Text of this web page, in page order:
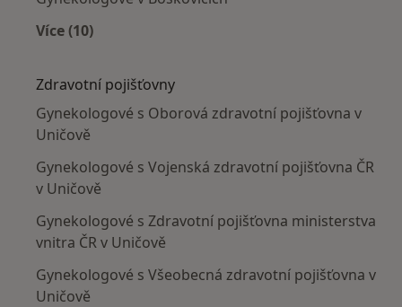
Více (10)
Zdravotní pojišťovny
Gynekologové s Oborová zdravotní pojišťovna v
Uničově
Gynekologové s Vojenská zdravotní pojišťovna ČR
v Uničově
Gynekologové s Zdravotní pojišťovna ministerstva
vnitra ČR v Uničově
Gynekologové s Všeobecná zdravotní pojišťovna v
Uničově